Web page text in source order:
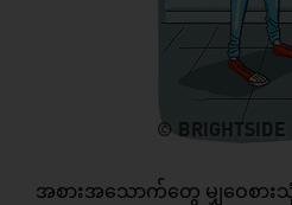
အစားအသောက်တွေ မျှဝေစ